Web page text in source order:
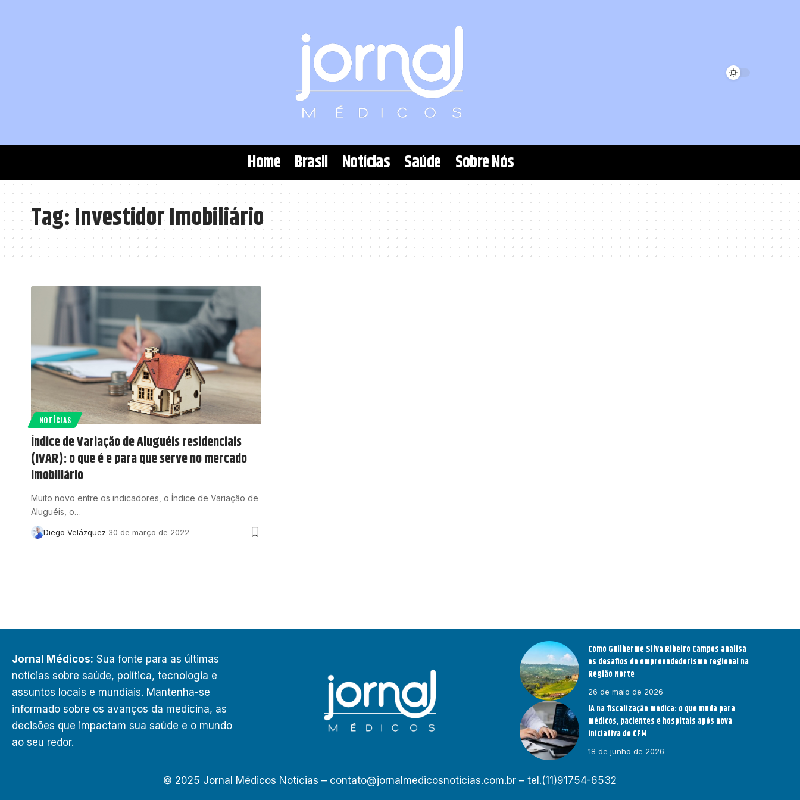
Home Brasil Notícias Saúde Sobre Nós
Tag:Investidor Imobiliário
NOTÍCIAS
Índice de Variação de Aluguéis residenciais
(IVAR): o que é e para que serve no mercado
imobiliário
Muito novo entre os indicadores, o Índice de Variação de
Aluguéis, o…
Diego Velázquez 30 de março de 2022
Jornal Médicos: Sua fonte para as últimas
notícias sobre saúde, política, tecnologia e
assuntos locais e mundiais. Mantenha-se
informado sobre os avanços da medicina, as
decisões que impactam sua saúde e o mundo
ao seu redor.
Como Guilherme Silva Ribeiro Campos analisa
os desafios do empreendedorismo regional na
Região Norte
26 de maio de 2026
IA na fiscalização médica: o que muda para
médicos, pacientes e hospitais após nova
iniciativa do CFM
18 de junho de 2026
© 2025 Jornal Médicos Notícias – contato@jornalmedicosnoticias.com.br– tel.(11)91754-6532